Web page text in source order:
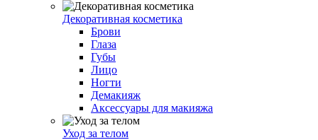
Декоративная косметика
Брови
Глаза
Губы
Лицо
Ногти
Демакияж
Аксессуары для макияжа
Уход за телом